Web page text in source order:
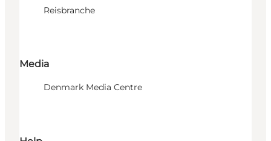
Reisbranche
Media
Denmark Media Centre